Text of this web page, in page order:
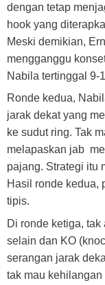
dengan tetap
hook yang
Meski demikian,
mengganggu
Nabila tertinggal 9-
Ronde kedua,
jarak dekat yang
ke sudut ring. Tak
melapaskan jab
pajang. Strategi itu
Hasil ronde kedua,
tipis.
Di ronde ketiga,
selain dan KO
serangan jarak
tak mau